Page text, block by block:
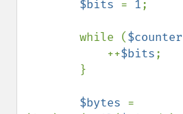
$bits = 1;
        while (
$counter
            ++
$bits;
$bytes =